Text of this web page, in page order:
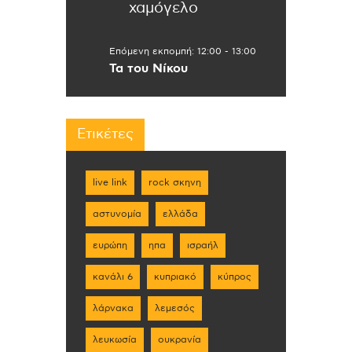
χαμόγελο
Επόμενη εκπομπή: 12:00 - 13:00
Τα του Νίκου
Ετικέτες
live link rock σκηνη
αστυνομία ελλάδα
ευρώπη ηπα ισραήλ
κανάλι 6 κυπριακό κύπρος
λάρνακα λεμεσός
λευκωσία ουκρανία